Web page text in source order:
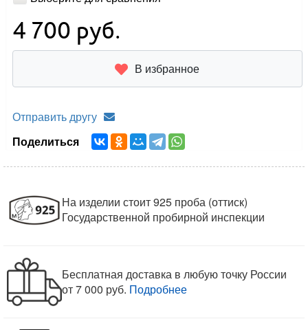
4 700 руб.
В избранное
Отправить другу
Поделиться
На изделии стоит 925 проба (оттиск)
Государственной пробирной инспекции
Бесплатная доставка в любую точку России
от 7 000 руб. Подробнее